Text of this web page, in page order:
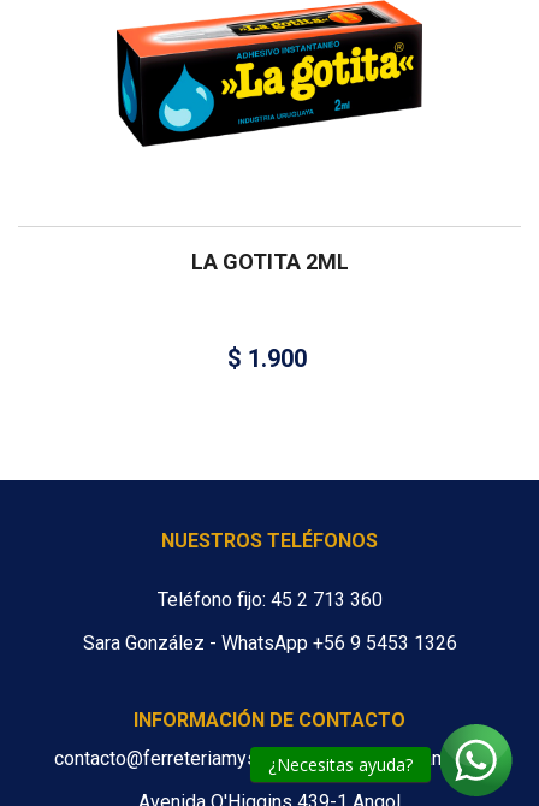
¿Necesitas ayuda?
LA GOTITA 2ML
$ 1.900
NUESTROS TELÉFONOS
Teléfono fijo: 45 2 713 360
Sara González - WhatsApp +56 9 5453 1326
INFORMACIÓN DE CONTACTO
contacto@ferreteriamys.cl ventas@ferreteriamys.cl